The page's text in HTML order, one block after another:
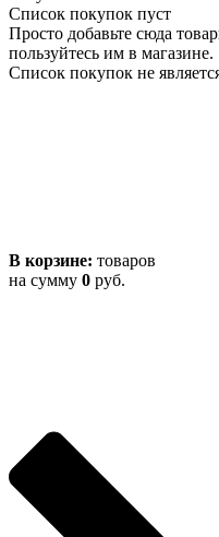
Список покупок пуст
Просто добавьте сюда
пользуйтесь им в магазине.
Список покупок не
В корзине: товаров
на сумму 0 руб.